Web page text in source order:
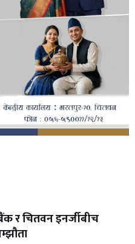
र चितवन इनर्जीबीच